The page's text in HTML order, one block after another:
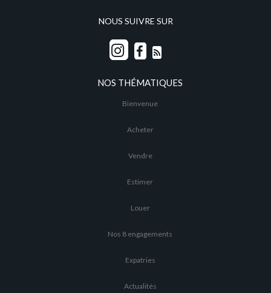
NOUS SUIVRE SUR
NOS THÉMATIQUES
Bienvenue
Acheter
Vendre
Estimer
Louer
Nos 8 engagements
Expatries
Actualités